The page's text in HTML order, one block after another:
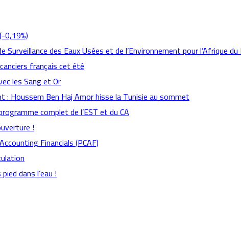
0,19%)
des Eaux Usées et de l’Environnement pour l’Afrique
français cet été
les Sang et Or
: Houssem Ben Haj Amor hisse la Tunisie au sommet
complet de l’EST et du CA
!
Financials (PCAF)
dans l’eau !